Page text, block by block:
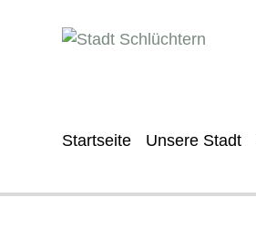
Startseite Unsere Stadt